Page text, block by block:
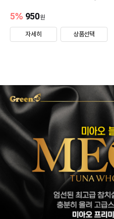
950원
5%
자세히 상품선택